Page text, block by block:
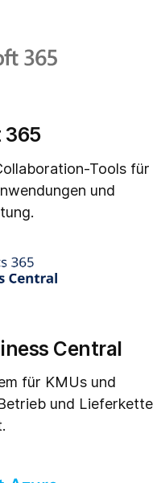
365
Tools für
und
Central
für KMUs und
und Lieferkette